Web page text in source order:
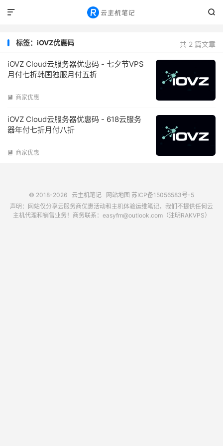


共 2 篇文章
标签：iOVZ优惠码
iOVZ Cloud云服务器优惠码 - 七夕节VPS
月付七折韩国独服月付五折
 商家优惠
iOVZ Cloud云服务器优惠码 - 618云服务
器年付七折月付八折
 商家优惠
© 2018-2026 云主机笔记 网站地图 苏ICP备15056583号-5
声明：网站仅分享云服务商优惠活动和主机体验运维笔记，我们不提供任何云
主机代理和销售业务！商务联系：easyfm@outlook.com（注明RAKVPS）